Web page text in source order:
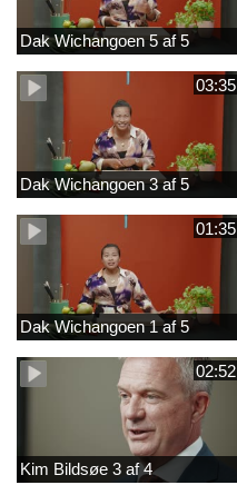
Dak Wichangoen 5 af 5
03:35
Dak Wichangoen 3 af 5
01:35
Dak Wichangoen 1 af 5
02:52
Kim Bildsøe 3 af 4